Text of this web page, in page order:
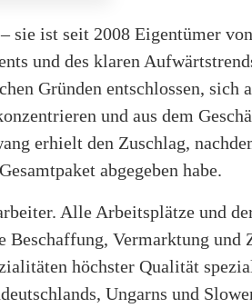
sie ist seit 2008 Eigentümer
und des klaren
Gründen entschlossen, sich
und aus dem
erhielt den Zuschlag,
abgegeben habe.
Alle Arbeitsplätze und
Vermarktung und
höchster Qualität
Ungarns und